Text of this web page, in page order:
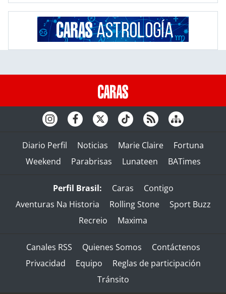
Diario Perfil Noticias Marie Claire
Fortuna
Weekend
Parabrisas Lunateen BATimes
Perfil Brasil: Caras
Contigo
Aventuras Na Historia
Rolling Stone
Sport Buzz
Recreio
Maxima
Canales RSS Quienes Somos
Contáctenos
Privacidad
Equipo
Reglas de participación
Tránsito